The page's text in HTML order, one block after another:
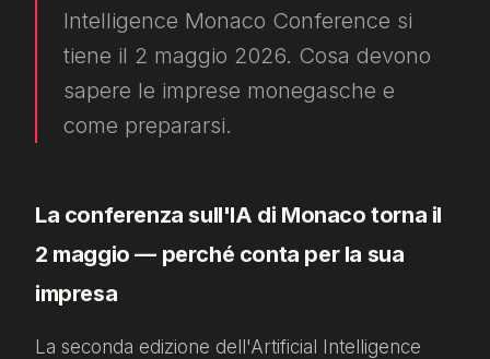
Intelligence Monaco Conference si
tiene il 2 maggio 2026. Cosa devono
sapere le imprese monegasche e
come prepararsi.
La conferenza sull'IA di Monaco torna il
2 maggio — perché conta per la sua
impresa
La seconda edizione dell'Artificial Intelligence